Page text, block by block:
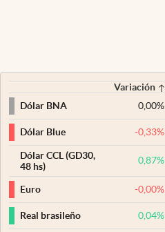
Variación
Dólar BNA
0,00%
Dólar Blue -0,33%
Dólar CCL (GD30,
48 hs)
0,87%
Euro -0,00%
Real brasileño 0,04%